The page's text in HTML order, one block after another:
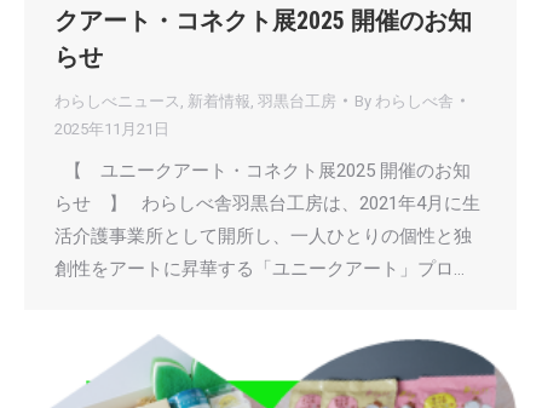
クアート・コネクト展2025 開催のお知
らせ
わらしべニュース 新着情報 羽黒台工房 By わらしべ舎
2025年11月21日
【 ユニークアート・コネクト展2025 開催のお知
らせ 】 わらしべ舎羽黒台工房は、2021年4月に生
活介護事業所として開所し、一人ひとりの個性と独
創性をアートに昇華する「ユニークアート」プロ…